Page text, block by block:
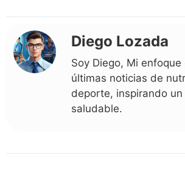
Diego Lozada
Soy Diego, Mi enfoque
últimas noticias de
deporte, inspirando
saludable.